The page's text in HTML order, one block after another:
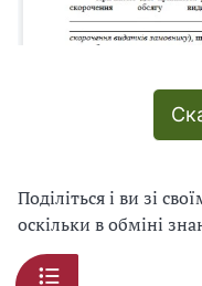
Поділіться і ви зі
оскільки в обміні